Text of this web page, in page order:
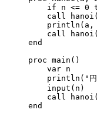
if n <= 0
call
println(a,
call
end
proc main()
    var n
println("円
    input(n)
call